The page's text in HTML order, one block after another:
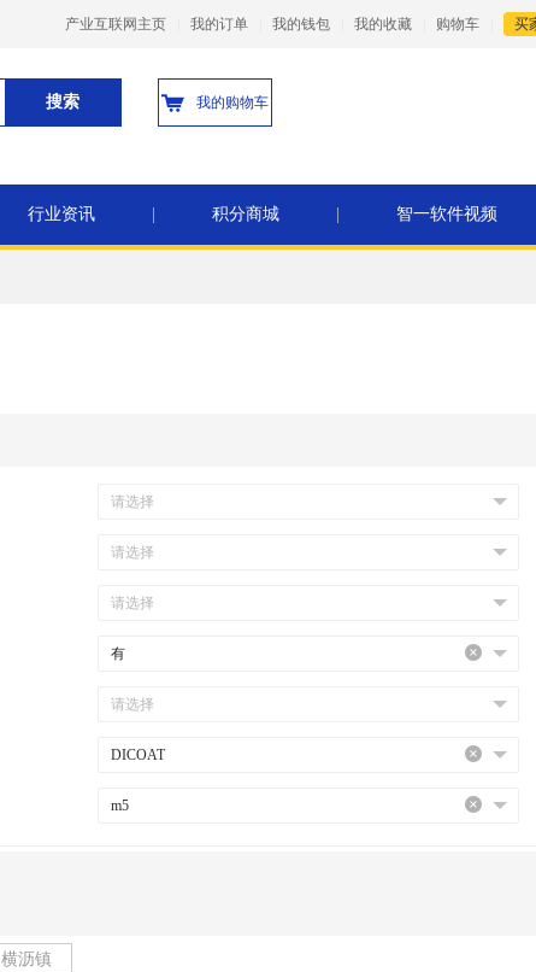
产业互联网主页 我的订单 我的钱包 我的收藏 购物车 买
搜索 我的购物车
行业资讯 积分商城 智一软件视频
横沥镇